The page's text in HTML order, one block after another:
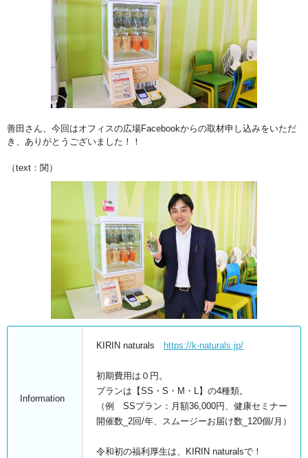
善田さん、今回はオフィスの広場Facebookからの取材申し込みをいただ
き、ありがとうございました！！
（text：関）
Information
KIRIN naturals https://k-naturals.jp/
初期費用は０円。
プランは【SS・S・M・L】の4種類。
（例 SSプラン：月額36,000円、健康セミナー
開催数_2回/年、スムージーお届け数_120個/月）
令和初の福利厚生は、KIRIN naturalsで！